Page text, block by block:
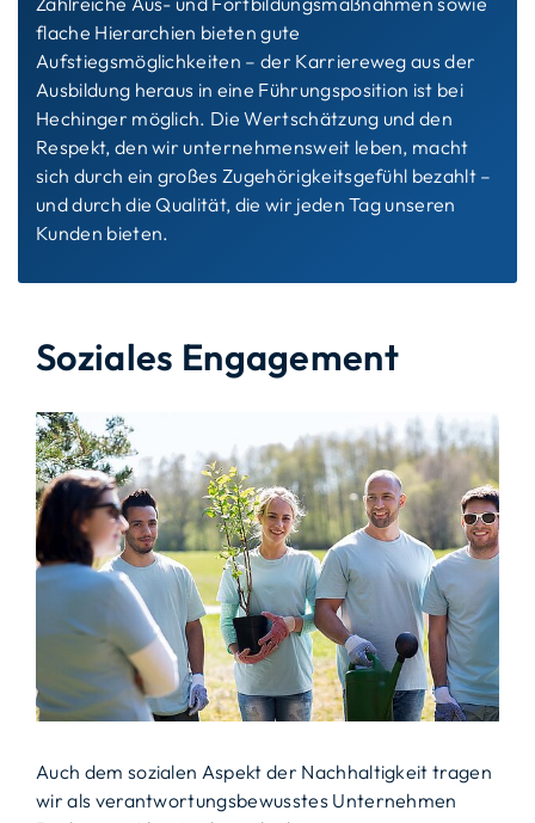
flache Hierarchien bieten gute
Aufstiegsmöglichkeiten – der Karriereweg aus der
Ausbildung heraus in eine Führungsposition ist bei
Hechinger möglich. Die Wertschätzung und den
Respekt, den wir unternehmensweit leben, macht
sich durch ein großes Zugehörigkeitsgefühl bezahlt –
und durch die Qualität, die wir jeden Tag unseren
Kunden bieten.
Soziales Engagement
Auch dem sozialen Aspekt der Nachhaltigkeit tragen
wir als verantwortungsbewusstes Unternehmen